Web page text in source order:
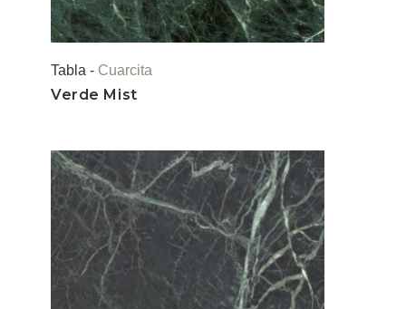
Tabla - Cuarcita
Verde Mist